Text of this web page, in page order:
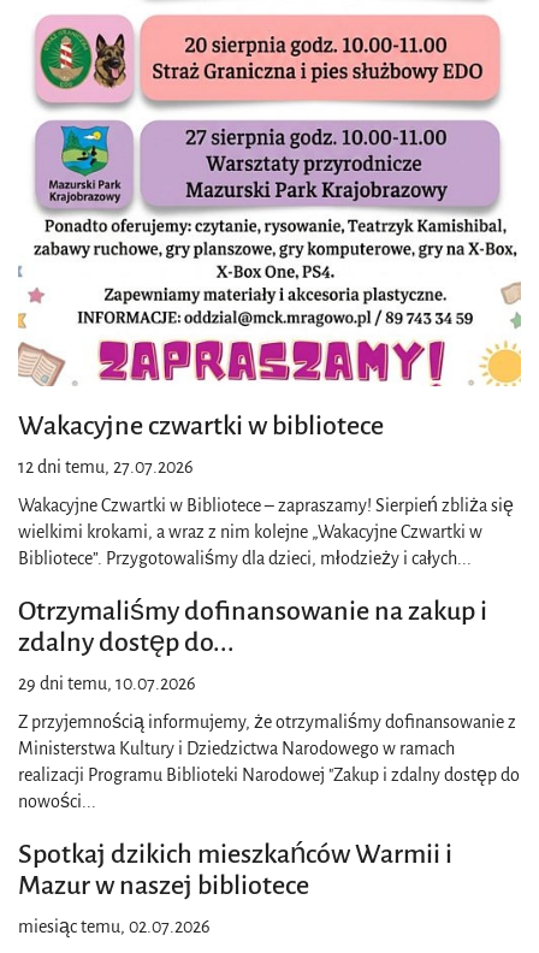
Wakacyjne czwartki w bibliotece
12 dni temu, 27.07.2026
Wakacyjne Czwartki w Bibliotece – zapraszamy! Sierpień zbliża się
wielkimi krokami, a wraz z nim kolejne „Wakacyjne Czwartki w
Bibliotece”. Przygotowaliśmy dla dzieci, młodzieży i całych
Otrzymaliśmy dofinansowanie na zakup i
zdalny dostęp do...
29 dni temu, 10.07.2026
Z przyjemnością informujemy, że otrzymaliśmy dofinansowanie z
Ministerstwa Kultury i Dziedzictwa Narodowego w ramach
realizacji Programu Biblioteki Narodowej "Zakup i zdalny dostęp do
nowości
Spotkaj dzikich mieszkańców Warmii i
Mazur w naszej bibliotece
miesiąc temu, 02.07.2026